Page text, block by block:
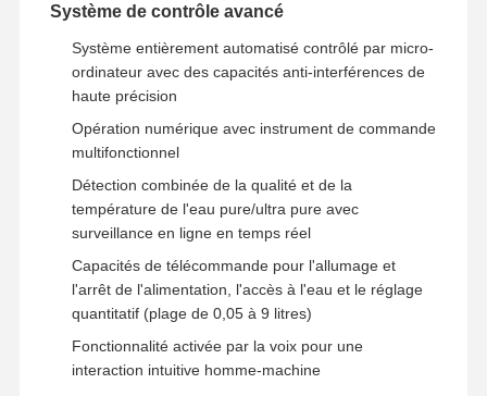
Accueil Produits Vidéos
À Propos De
Visite De
L'usine
Contrôle
Qualité
Contactez-
Nous
Système de contrôle avancé
Système entièrement automatisé contrôlé par micro-
ordinateur avec des capacités anti-interférences de
haute précision
Opération numérique avec instrument de commande
multifonctionnel
Détection combinée de la qualité et de la
température de l'eau pure/ultra pure avec
surveillance en ligne en temps réel
Capacités de télécommande pour l'allumage et
l'arrêt de l'alimentation, l'accès à l'eau et le réglage
quantitatif (plage de 0,05 à 9 litres)
Fonctionnalité activée par la voix pour une
interaction intuitive homme-machine